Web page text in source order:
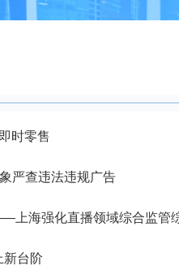
时零售
严查违法违规广告
上海强化直播领域综合监管
新台阶